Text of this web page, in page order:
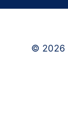
© 2026